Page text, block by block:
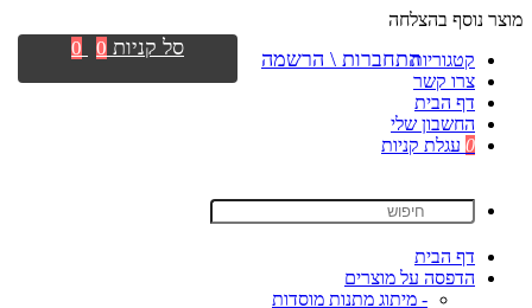
מוצר נוסף בהצלחה
קטגוריות
צרו קשר
דף הבית
החשבון שלי
0 עגלת קניות
דף הבית
הדפסה על מוצרים
- מיתוג מתנות מוסדות
התחברות \ הרשמה סל קניות 0
0